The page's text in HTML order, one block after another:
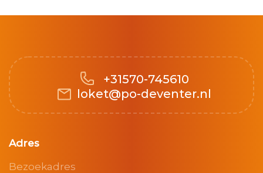
+31570-745610
loket@po-deventer.nl
Adres
Bezoekadres